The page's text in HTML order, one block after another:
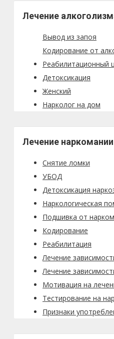
Лечение
Вывод из запоя
Кодирование от
Реабилитационный
Детоксикация
Женский
Нарколог на дом
Лечение наркомании
Снятие ломки
УБОД
Детоксикация
Наркологическая
Подшивка от
Кодирование
Реабилитация
Лечение
Лечение
Мотивация на
Тестирование на
Признаки